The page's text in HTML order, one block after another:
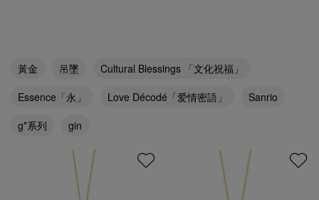
黃金 吊墜
Cultural Blessings 「文化祝福」
Essence「永」
Love Décodé「爱情密語」
Sanrio
g*系列
gin